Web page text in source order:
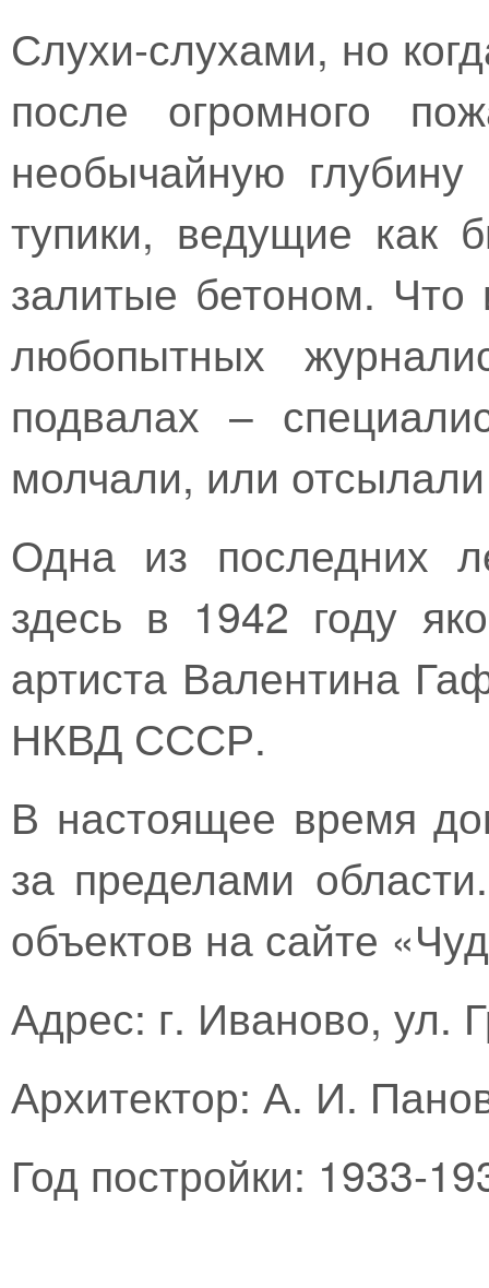
Слухи-слухами, но
после огромного
необычайную
тупики, ведущие как
залитые бетоном. Что
любопытных
подвалах –
молчали, или отсылали
Одна из последних
здесь в 1942 году
артиста Валентина
НКВД СССР.
В настоящее время
за пределами
объектов на сайте
Адрес: г. Иваново, ул.
Архитектор: А. И.
Год постройки: 1933-